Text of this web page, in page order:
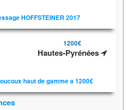
HOFFSTEINER 2017
1200€
Hautes-Pyrénées
haut de gamme a 1200€